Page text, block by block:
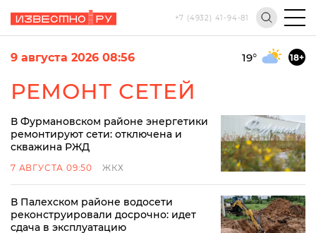
+7 (4932) 41-94-81
9 августа 2026 08:56 19° 18+
РЕМОНТ СЕТЕЙ
В Фурмановском районе энергетики
ремонтируют сети: отключена и
скважина РЖД
7 АВГУСТА 09:50 ЖКХ
В Палехском районе водосети
реконструировали досрочно: идет
сдача в эксплуатацию